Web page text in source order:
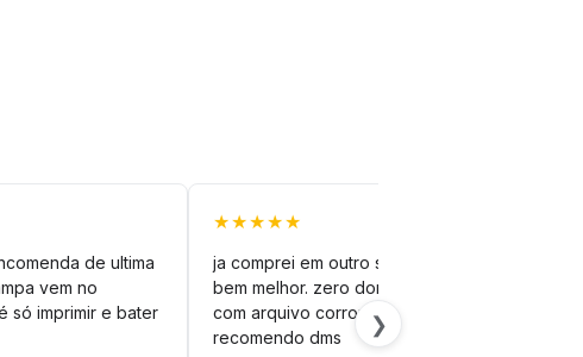
de ultima
vem no
só imprimir e bater
★★★★★
ja comprei em outro site mas esse é
bem melhor. zero dor de cabeça
com arquivo corrompido.
recomendo dms
❯